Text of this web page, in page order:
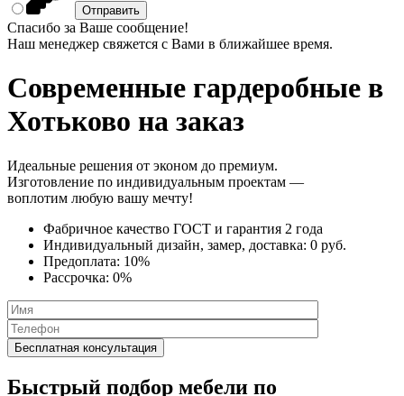
Спасибо за Ваше сообщение!
Наш менеджер свяжется с Вами в ближайшее время.
Современные гардеробные в
Хотьково на заказ
Идеальные решения от эконом до премиум.
Изготовление по индивидуальным проектам —
воплотим любую вашу мечту!
Фабричное качество ГОСТ и гарантия 2 года
Индивидуальный дизайн, замер, доставка: 0 руб.
Предоплата: 10%
Рассрочка: 0%
Быстрый подбор мебели по